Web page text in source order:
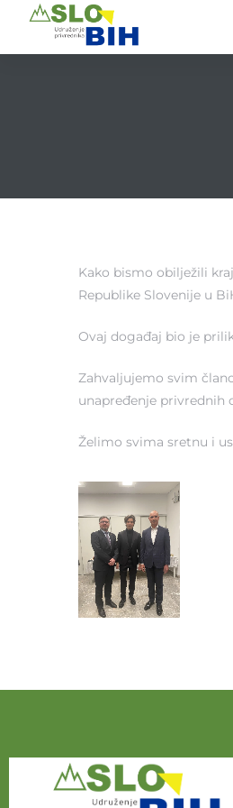
Kako bismo obilježili
Republike Slovenije u
Ovaj događaj bio je
Zahvaljujemo svim
unapređenje privrednih
Želimo svima sretnu i